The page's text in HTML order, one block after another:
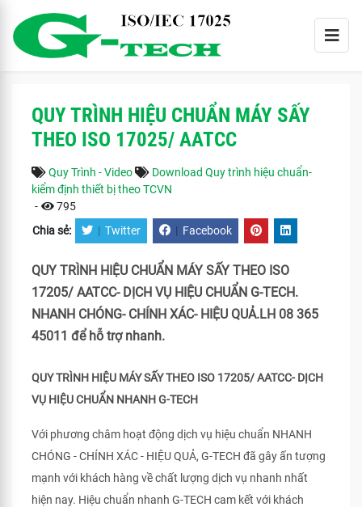
QUY TRÌNH HIỆU CHUẨN MÁY SẤY
THEO ISO 17025/ AATCC
Quy Trình - Video
Download Quy trình hiệu chuẩn-
kiểm định thiết bị theo TCVN
-
795
Chia sẻ: | Twitter | Facebook
QUY TRÌNH HIỆU CHUẨN MÁY SẤY THEO ISO
17205/ AATCC- DỊCH VỤ HIỆU CHUẨN G-TECH.
NHANH CHÓNG- CHÍNH XÁC- HIỆU QUẢ.LH 08 365
45011 để hỗ trợ nhanh.
QUY TRÌNH HIỆU MÁY SẤY THEO ISO 17205/ AATCC- DỊCH
VỤ HIỆU CHUẨN NHANH G-TECH
Với phương châm hoạt động dịch vụ hiệu chuẩn NHANH
CHÓNG - CHÍNH XÁC - HIỆU QUẢ, G-TECH đã gây ấn tượng
mạnh với khách hàng về chất lượng dịch vụ nhanh nhất
hiện nay. Hiệu chuẩn nhanh G-TECH cam kết với khách